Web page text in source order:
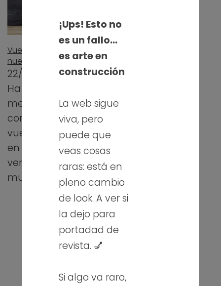
Vuelta al cole y
nuevos retos
22/09/2021
Ha pasado casi un
mes desde que
comenzó "la
vuelta al cole". Y
en mi caso ha
venido con
muchos…
Sobre mí
¡Ups! Esto no
es un fallo…
es arte en
construcción
La web sigue
viva, pero
puede que
veas cosas
raras: está en
pleno cambio
de look. A ver si
la dejo para
portadad de
revista. 💅
Si algo va raro,